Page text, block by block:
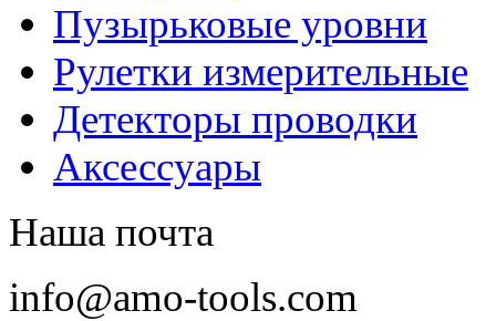
Пузырьковые уровни
Рулетки измерительные
Детекторы проводки
Аксессуары
Наша почта
info@amo-tools.com